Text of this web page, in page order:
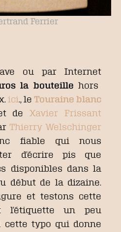
Ferrier
ou par Internet
la bouteille hors
ici., le Touraine blanc
et deXavier Frissant
Thierry Welschinger
fiable qui nous
d’écrire pis que
disponibles dans la
début de la dizaine.
et testons cette
l’étiquette un peu
cette typo qui donne